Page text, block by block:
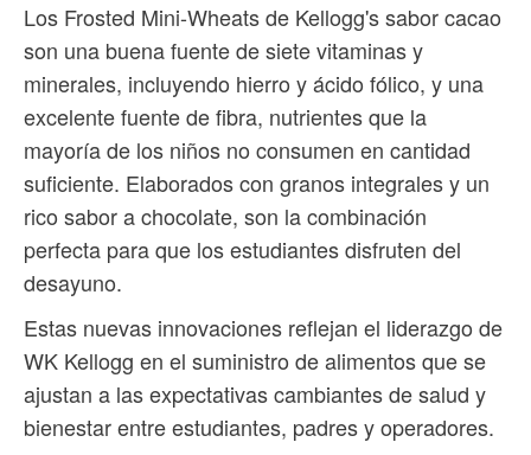
Los Frosted Mini-Wheats de Kellogg's sabor cacao
son una buena fuente de siete vitaminas y
minerales, incluyendo hierro y ácido fólico, y una
excelente fuente de fibra, nutrientes que la
mayoría de los niños no consumen en cantidad
suficiente. Elaborados con granos integrales y un
rico sabor a chocolate, son la combinación
perfecta para que los estudiantes disfruten del
desayuno.
Estas nuevas innovaciones reflejan el liderazgo de
WK Kellogg en el suministro de alimentos que se
ajustan a las expectativas cambiantes de salud y
bienestar entre estudiantes, padres y operadores.